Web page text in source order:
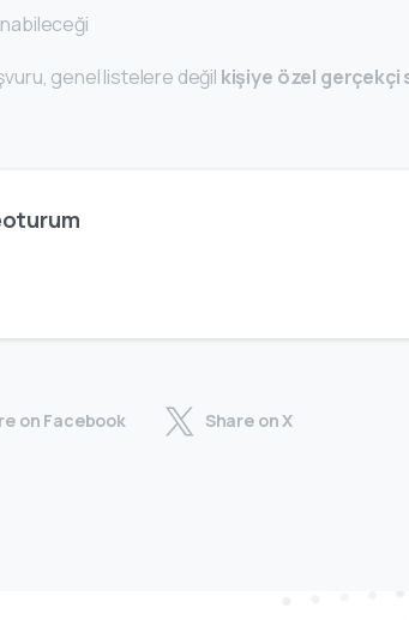
genel listelere değil kişiye özel gerçekçi
on Facebook Share on X